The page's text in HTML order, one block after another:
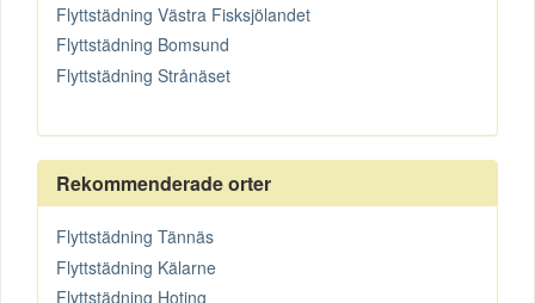
Flyttstädning Västra Fisksjölandet
Flyttstädning Bomsund
Flyttstädning Strånäset
Rekommenderade orter
Flyttstädning Tännäs
Flyttstädning Kälarne
Flyttstädning Hoting